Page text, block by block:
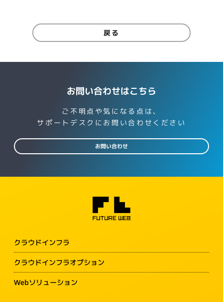
戻る
お問い合わせはこちら
ご不明点や気になる点は、
サポートデスクにお問い合わせください
お問い合わせ
クラウドインフラ
クラウドインフラオプション
Webソリューション